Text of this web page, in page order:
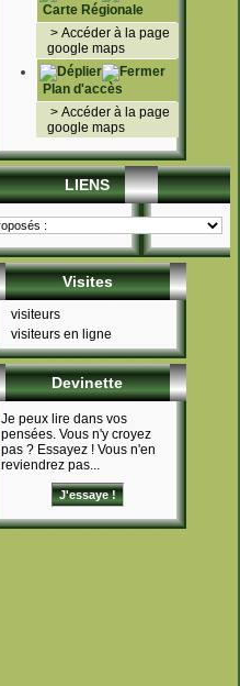
Carte Régionale
> Accéder à la page
google maps
Plan d'accès
> Accéder à la page
google maps
LIENS
Visites
visiteurs
visiteurs en ligne
Devinette
Je peux lire dans vos
pensées. Vous n'y croyez
pas ? Essayez ! Vous n'en
reviendrez pas...